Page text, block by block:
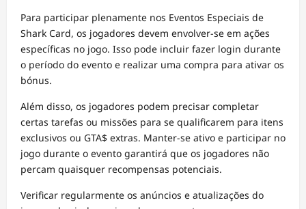
Para participar plenamente nos Eventos Especiais de
Shark Card, os jogadores devem envolver-se em ações
específicas no jogo. Isso pode incluir fazer login durante
o período do evento e realizar uma compra para ativar os
bónus.
Além disso, os jogadores podem precisar completar
certas tarefas ou missões para se qualificarem para itens
exclusivos ou GTA$ extras. Manter-se ativo e participar no
jogo durante o evento garantirá que os jogadores não
percam quaisquer recompensas potenciais.
Verificar regularmente os anúncios e atualizações do